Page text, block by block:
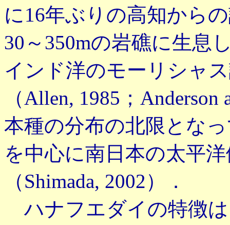
に16年ぶりの高知から
30～350mの岩礁に生息
インド洋のモーリシャ
（Allen, 1985；
本種の分布の北限とな
を中心に南日本の太平
（Shimada, 2002）．
ハナフエダイの特徴